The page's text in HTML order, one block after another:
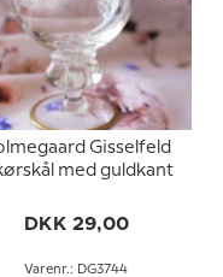
Gisselfeld
med guldkant
DKK 29,00
Varenr.: DG3744